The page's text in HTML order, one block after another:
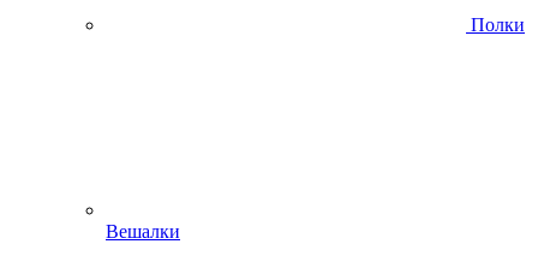
Полки
Вешалки